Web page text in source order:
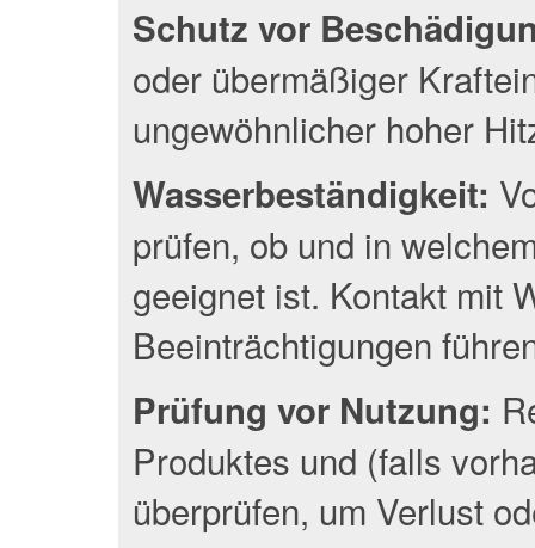
Schutz vor
oder übermäßiger
ungewöhnlicher hoher
Wasserbeständigkeit:
prüfen, ob und in
geeignet ist. Kontakt mit
Beeinträchtigungen
Prüfung vor Nutzung:
Produktes und (falls
überprüfen, um Verlust